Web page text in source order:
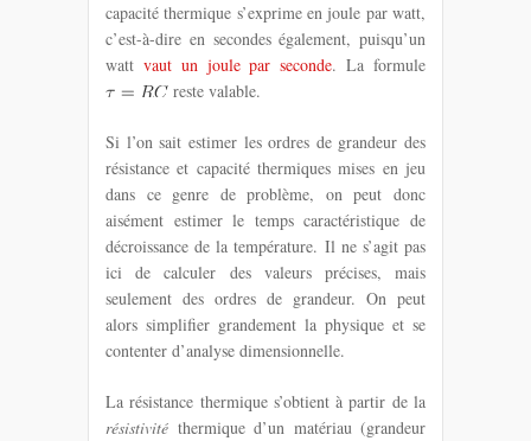
capacité thermique s’exprime en joule par watt,
c’est-à-dire en secondes également, puisqu’un
watt vaut un joule par seconde. La formule
reste valable.
Si l’on sait estimer les ordres de grandeur des
résistance et capacité thermiques mises en jeu
dans ce genre de problème, on peut donc
aisément estimer le temps caractéristique de
décroissance de la température. Il ne s’agit pas
ici de calculer des valeurs précises, mais
seulement des ordres de grandeur. On peut
alors simplifier grandement la physique et se
contenter d’analyse dimensionnelle.
La résistance thermique s’obtient à partir de la
résistivité thermique d’un matériau (grandeur